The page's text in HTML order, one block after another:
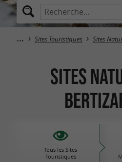
Sites Touristiques Sites
Sites
Tous les Sites
Touristiques